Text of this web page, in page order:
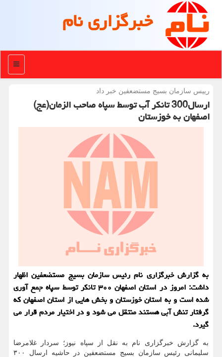
خبرگزاری نام
منو
رییس سازمان بسیج مستضعفین خبر داد
ارسال300 تانكر آب توسط سپاه صاحب الزمان(عج)
اصفهان به خوزستان
به گزارش خبرگزاری نام رئیس سازمان بسیج مستضعفین اظهار
داشت: امروز در استان اصفهان ۳۰۰ تانکر توسط سپاه جمع آوری
شده است و به استان خوزستان و بخش هایی از استان اصفهان که
گرفتار تنش آبی هستند منتقل می شود و در اختیار مردم قرار می
گیرد.
به گزارش خبرگزاری نام به نقل از سپاه نیوز؛ سردار غلامرضا
سلیمانی رئیس سازمان بسیج مستضعفین در حاشیه ارسال ۳۰۰